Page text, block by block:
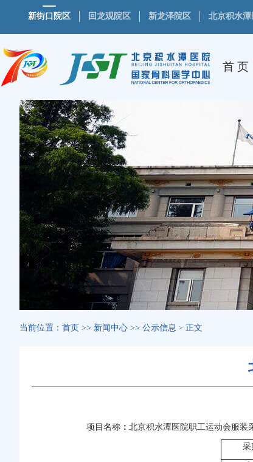
新街口院区 回龙观院区 新龙泽院区 北京积水
首 页
当前位置： 首页 >> 新闻中心 >> 公示信息 > 正文
项目名称 ： 北京积水潭医院职工运动会服装
采